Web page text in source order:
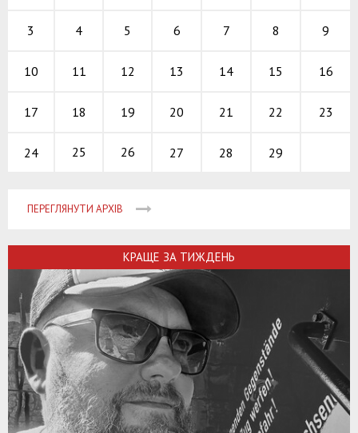
3 4 5 6 7 8 9
10 11 12 13 14 15 16
17 18 19 20 21 22 23
24 25 26 27 28 29
ПЕРЕГЛЯНУТИ АРХІВ
КРАЩЕ ЗА ТИЖДЕНЬ